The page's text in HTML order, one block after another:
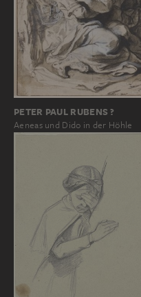
PETER PAUL RUBENS ?
Aeneas und Dido in der Höhle